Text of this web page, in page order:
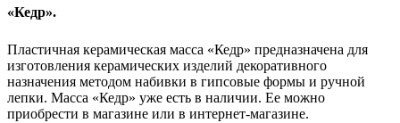
«Кедр».
Пластичная керамическая масса «Кедр» предназначена для
изготовления керамических изделий декоративного
назначения методом набивки в гипсовые формы и ручной
лепки. Масса «Кедр» уже есть в наличии. Ее можно
приобрести в магазине или в интернет-магазине.